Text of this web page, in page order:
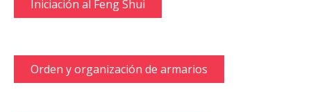
Iniciación al Feng Shui
Orden y organización de armarios